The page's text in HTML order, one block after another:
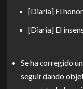
[Diaria] El
[Diaria] El
Se ha corregido
seguir dando